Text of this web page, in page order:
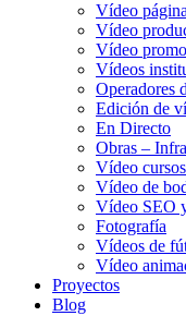
Vídeo
Vídeo
Vídeo
Vídeos
Operadores
Edición de
En Directo
Obras –
Vídeo
Vídeo de
Vídeo SEO
Fotografía
Vídeos de
Vídeo
Proyectos
Blog